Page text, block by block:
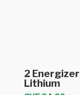
2
Lithium